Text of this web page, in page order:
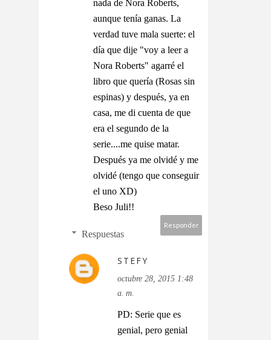
nada de Nora Roberts,
aunque tenía ganas. La
verdad tuve mala suerte: el
día que dije "voy a leer a
Nora Roberts" agarré el
libro que quería (Rosas sin
espinas) y después, ya en
casa, me di cuenta de que
era el segundo de la
serie....me quise matar.
Después ya me olvidé y me
olvidé (tengo que conseguir
el uno XD)
Beso Juli!!
Responder
Respuestas
STEFY
octubre 28, 2015 1:48
a. m.
PD: Serie que es
genial, pero genial